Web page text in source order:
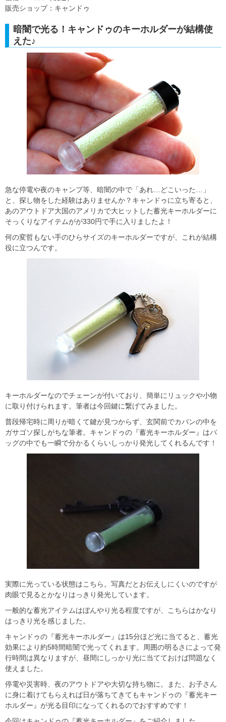
販売ショップ：キャンドゥ
暗闇で光る！キャンドゥのキーホルダーが結構使
えた♪
急な停電や夜のキャンプ等、暗闇の中で「あれ…どこいった…」
と、探し物をした経験はありませんか？キャンドゥに立ち寄ると、
あのアウトドア大国のアメリカで大ヒットした蓄光キーホルダーに
そっくりなアイテムがが330円で手に入りましたよ！
何の変哲もない手のひらサイズのキーホルダーですが、これが結構
役に立つんです。
キーホルダーなのでチェーンが付いており、簡単にリュックや小物
に取り付けられます。筆者は今回鍵に繋げてみました。
普段帰宅時に周りが暗くて鍵が見つからず、玄関前でカバンの中を
ガサゴソ探しがちな筆者。キャンドゥの『蓄光キーホルダー』はバ
ッグの中でも一瞬で分かるくらいしっかり発光してくれるんです！
実際に光っている状態はこちら。写真だとお伝えしにくいのですが
肉眼で見るとかなりはっきり発光しています。
一般的な蓄光アイテムはぼんやり光る程度ですが、こちらはかなり
はっきり光を感じました。
キャンドゥの『蓄光キーホルダー』は15分ほど光に当てると、蓄光
効果により約5時間暗闇で光ってくれます。周囲の明るさによって発
行時間は異なりますが、昼間にしっかり光に当てておけば問題なく
使えました。
停電や災害時、夜のアウトドアや大切な持ち物に。また、お子さん
に身に着けてもらえれば日が落ちてきてもキャンドゥの『蓄光キー
ホルダー』が光る目印になってくれるのでおすすめです！